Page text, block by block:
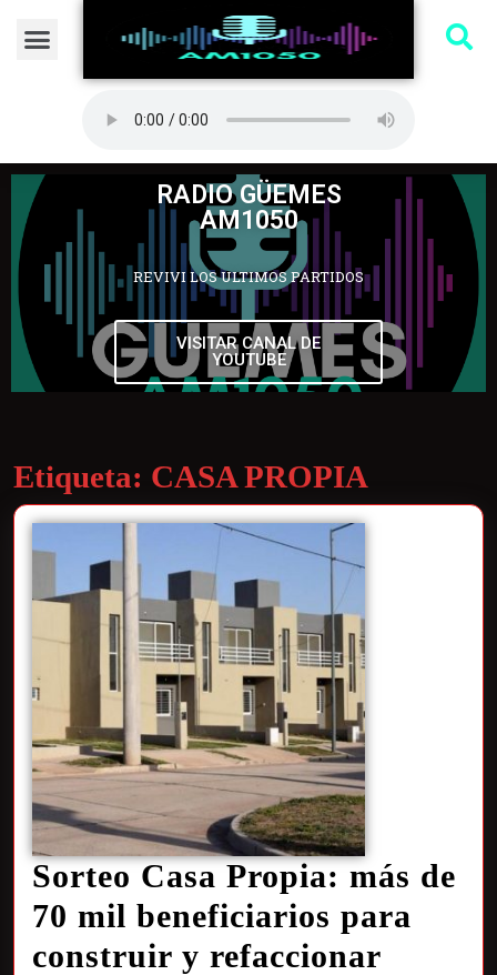
RADIO GÜEMES
AM1050
REVIVI LOS ULTIMOS PARTIDOS
VISITAR CANAL DE
YOUTUBE
Etiqueta: CASA PROPIA
Sorteo Casa Propia: más de
70 mil beneficiarios para
construir y refaccionar